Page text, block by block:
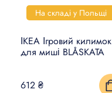
На складі у Польщі
ІКЕА Ігровий килимок
для миші BLÅSKATA
612 ₴